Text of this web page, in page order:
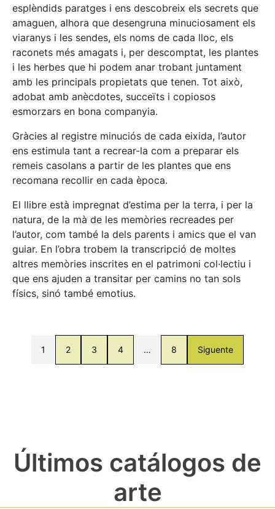
esplèndids paratges i ens descobreix els secrets que
amaguen, alhora que desengruna minuciosament els
viaranys i les sendes, els noms de cada lloc, els
raconets més amagats i, per descomptat, les plantes
i les herbes que hi podem anar trobant juntament
amb les principals propietats que tenen. Tot això,
adobat amb anècdotes, succeïts i copiosos
esmorzars en bona companyia.
Gràcies al registre minuciós de cada eixida, l’autor
ens estimula tant a recrear-la com a preparar els
remeis casolans a partir de les plantes que ens
recomana recollir en cada època.
El llibre està impregnat d’estima per la terra, i per la
natura, de la mà de les memòries recreades per
l’autor, com també la dels parents i amics que el van
guiar. En l’obra trobem la transcripció de moltes
altres memòries inscrites en el patrimoni col·lectiu i
que ens ajuden a transitar per camins no tan sols
físics, sinó també emotius.
1 2 3 4 … 8 Siguente
Últimos catálogos de
arte